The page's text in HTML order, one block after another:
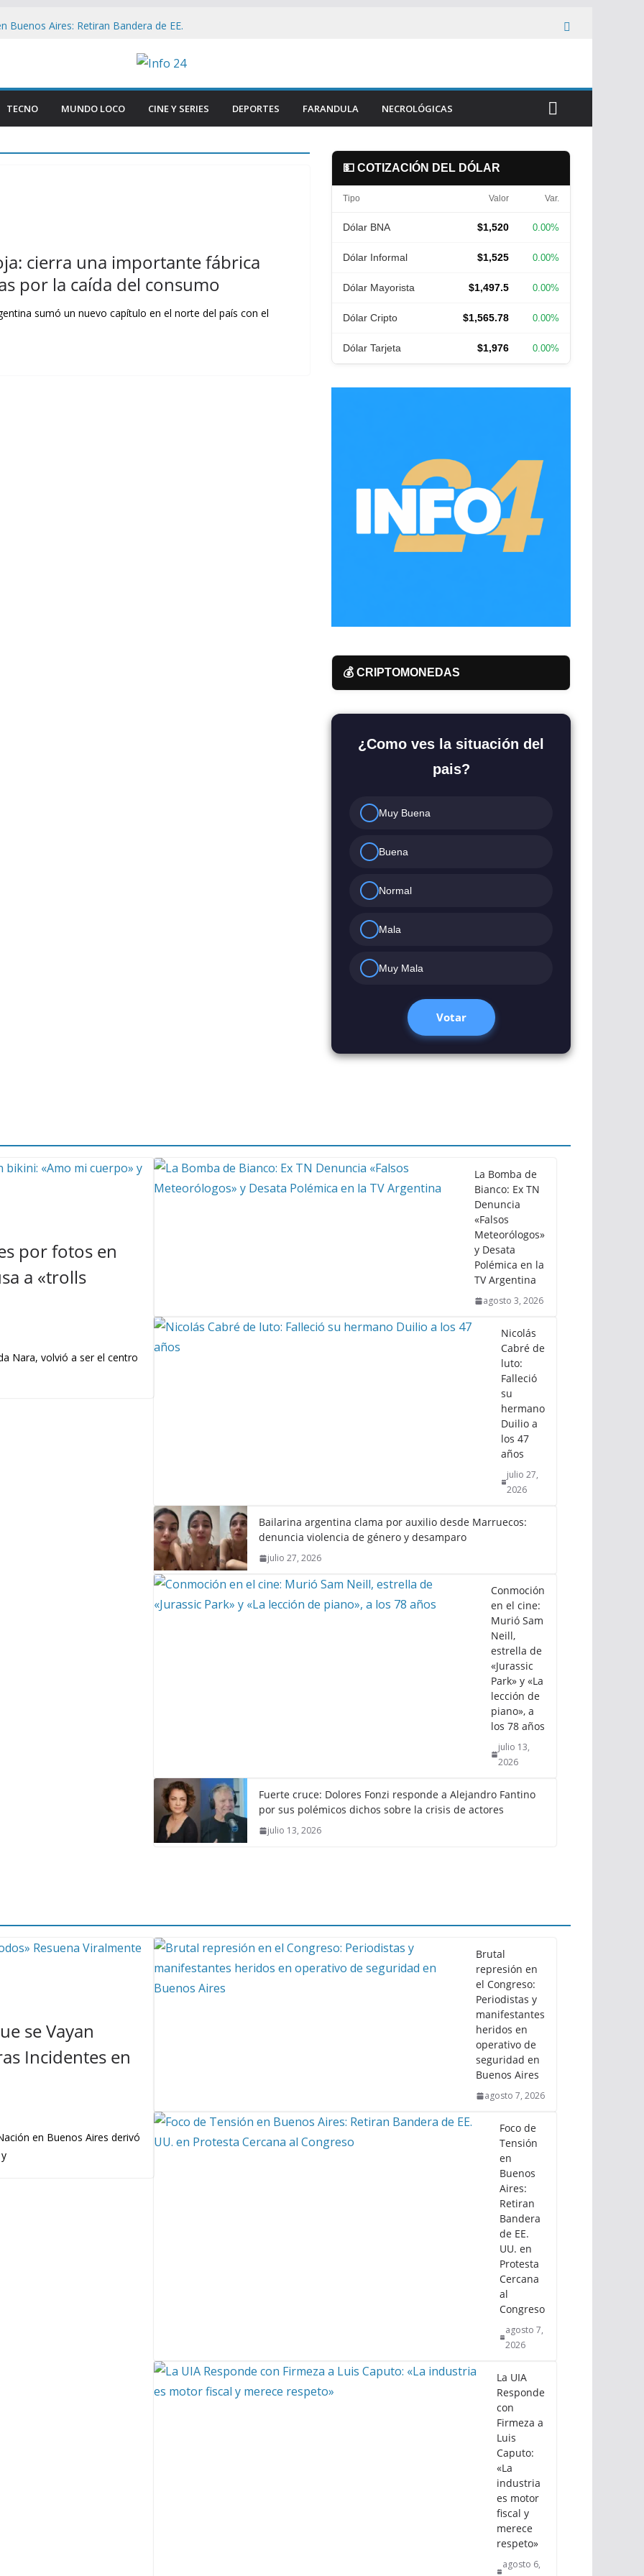
Buenos Aires: Retiran Bandera de EE.
que revelan el brutal ataque a Matías
lesiones de su acusada en Chaco
«Que se Vayan Todos» Resuena
en Buenos Aires
de seguridad en Buenos Aires
TECNO MUNDO LOCO CINE Y SERIES DEPORTES FARANDULA NECROLÓGICAS
cierra una importante fábrica
por la caída del consumo
sumó un nuevo capítulo en el norte del país con el
💵 COTIZACIÓN DEL DÓLAR
Tipo Valor Var.
Dólar BNA $1,520 0.00%
Dólar Informal $1,525 0.00%
Dólar Mayorista $1,497.5 0.00%
Dólar Cripto $1,565.78 0.00%
Dólar Tarjeta $1,976 0.00%
💰 CRIPTOMONEDAS
¿Como ves la situación del
pais?
Muy Buena
Buena
Normal
Mala
Muy Mala
Votar
por fotos en
a «trolls
Nara, volvió a ser el centro
La Bomba de
Bianco: Ex TN
Denuncia
«Falsos
Meteorólogos»
y Desata
Polémica en la
TV Argentina
agosto 3, 2026
Nicolás
Cabré de
luto:
Falleció
su
hermano
Duilio a
los 47
años
julio 27,
2026
Bailarina argentina clama por auxilio desde Marruecos:
denuncia violencia de género y desamparo
julio 27, 2026
Conmoción
en el cine:
Murió Sam
Neill,
estrella de
«Jurassic
Park» y «La
lección de
piano», a
los 78 años
julio 13,
2026
Fuerte cruce: Dolores Fonzi responde a Alejandro Fantino
por sus polémicos dichos sobre la crisis de actores
julio 13, 2026
se Vayan
Incidentes en
en Buenos Aires derivó
Brutal
represión en
el Congreso:
Periodistas y
manifestantes
heridos en
operativo de
seguridad en
Buenos Aires
agosto 7, 2026
Foco de
Tensión
en
Buenos
Aires:
Retiran
Bandera
de EE.
UU. en
Protesta
Cercana
al
Congreso
agosto 7,
2026
La UIA
Responde
con
Firmeza a
Luis
Caputo:
«La
industria
es motor
fiscal y
merece
respeto»
agosto 6,